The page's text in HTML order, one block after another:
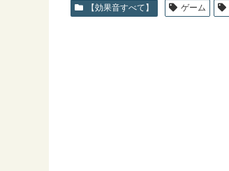
【効果音すべて】 ゲーム